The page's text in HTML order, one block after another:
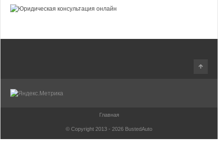
Главная
© Copyright 2013 - 2026 BustedAuto